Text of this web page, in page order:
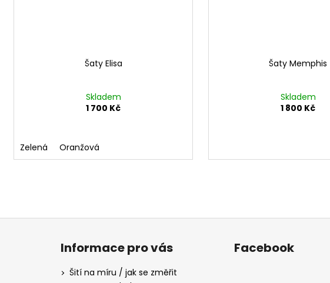
Šaty Elisa
Skladem
1 700 Kč
Zelená Oranžová
Šaty Memphis
Skladem
1 800 Kč
Informace pro vás
Šití na míru / jak se změřit
Facebook